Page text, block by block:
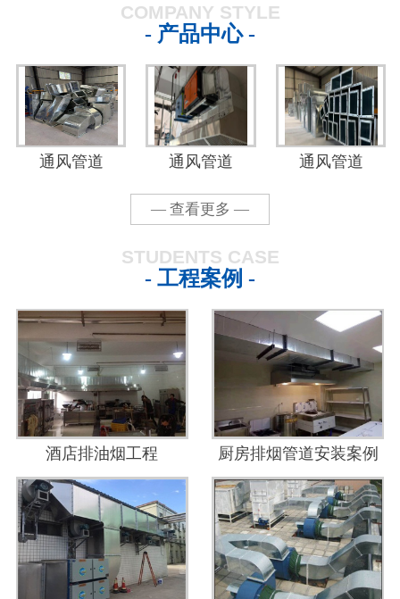
COMPANY STYLE
- 产品中心 -
通风管道 通风管道 通风管道
— 查看更多 —
STUDENTS CASE
- 工程案例 -
酒店排油烟工程 厨房排烟管道安装案例